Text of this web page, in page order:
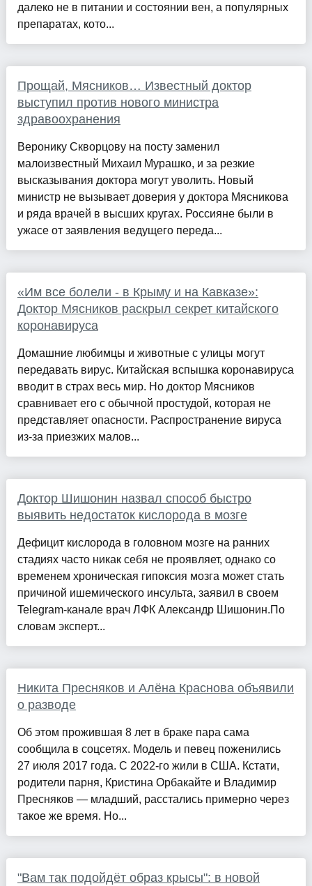
далеко не в питании и состоянии вен, а популярных
препаратах, кото...
Прощай, Мясников… Известный доктор
выступил против нового министра
здравоохранения
Веронику Скворцову на посту заменил
малоизвестный Михаил Мурашко, и за резкие
высказывания доктора могут уволить. Новый
министр не вызывает доверия у доктора Мясникова
и ряда врачей в высших кругах. Россияне были в
ужасе от заявления ведущего переда...
«Им все болели - в Крыму и на Кавказе»:
Доктор Мясников раскрыл секрет китайского
коронавируса
Домашние любимцы и животные с улицы могут
передавать вирус. Китайская вспышка коронавируса
вводит в страх весь мир. Но доктор Мясников
сравнивает его с обычной простудой, которая не
представляет опасности. Распространение вируса
из-за приезжих малов...
Доктор Шишонин назвал способ быстро
выявить недостаток кислорода в мозге
Дефицит кислорода в головном мозге на ранних
стадиях часто никак себя не проявляет, однако со
временем хроническая гипоксия мозга может стать
причиной ишемического инсульта, заявил в своем
Telegram-канале врач ЛФК Александр Шишонин.По
словам эксперт...
Никита Пресняков и Алёна Краснова объявили
о разводе
Об этом прожившая 8 лет в браке пара сама
сообщила в соцсетях. Модель и певец поженились
27 июля 2017 года. С 2022-го жили в США. Кстати,
родители парня, Кристина Орбакайте и Владимир
Пресняков — младший, расстались примерно через
такое же время. Но...
"Вам так подойдёт образ крысы": в новой